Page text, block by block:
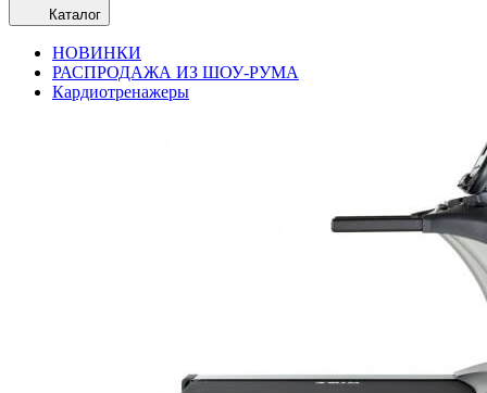
Каталог
НОВИНКИ
РАСПРОДАЖА ИЗ ШОУ-РУМА
Кардиотренажеры